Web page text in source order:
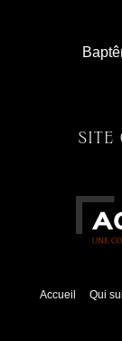
SITE
Accueil Qui